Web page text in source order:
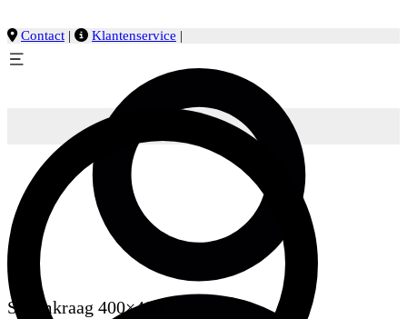
Contact | Klantenservice |
Stormkraag 400×400